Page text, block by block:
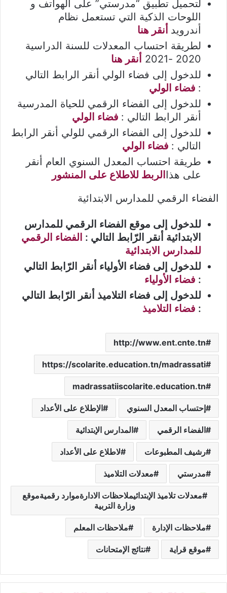
لتحميل تطبيق “مدرستي” على الهواتف و
اللوحات الذكية التي تستعمل نظام
أندرويد أنقر هنا
لطريقة احتساب المعدلات للسنة الدراسية
2020 -2021
أنقر هنا
للدخول إلى فضاء الولي أنقر الرابط التالي
: فضاء الولي
للدخول إلى الفضاء الرقمي للحياة المدرسية
أنقر الرابط التالي : فضاء الولي
للدخول إلى الفضاء الرقمي للولي أنقر الرابط
التالي : فضاء الولي
طريقة احتساب المعدل السنوي العام أنقر
على هذا الربط للاطلاع على المنشور
الفضاء الرقمي للمدارس الابتدائية
للدخول إلى موقع الفضاء الرقمي للمدارس
الابتدائية أنقر الرّابط التالي : الفضاء الرقمي
للمدارس الابتدائية
للدخول إلى فضاء الأولياء أنقر الرّابط التالي
: فضاء الأولياء
للدخول إلى فضاء التلاميذ أنقر الرّابط التالي
: فضاء التلاميذ
http://www.ent.cnte.tn
https://scolarite.education.tn/madrassati
madrassatiiscolarite.education.tn
إحتساب المعدل السنوي الإطلاع على الأعداد
الفضاء الرقمي المدارس الإبتدائية
رشيف المطبوعات لاطلاع على الأعداد
مدرستي معدلات التلاميذ
معدلات تلاميذ الإبتدائيملاحظات الادارةموارد رقميةموقع
وزارة التربية
ملاحظات الإدارة ملاحظات المعلم
موقع قراية نتائج الإمتحانات